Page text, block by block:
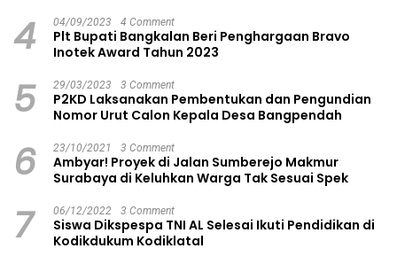
4 04/09/2023 4 Comment
Plt Bupati Bangkalan Beri Penghargaan Bravo
Inotek Award Tahun 2023
5 29/03/2023 3 Comment
P2KD Laksanakan Pembentukan dan Pengundian
Nomor Urut Calon Kepala Desa Bangpendah
6 23/10/2021 3 Comment
Ambyar! Proyek di Jalan Sumberejo Makmur
Surabaya di Keluhkan Warga Tak Sesuai Spek
7 06/12/2022 3 Comment
Siswa Dikspespa TNI AL Selesai Ikuti Pendidikan di
Kodikdukum Kodiklatal